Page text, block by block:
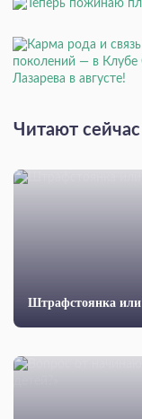
Читают сейчас
Штрафстоянка или